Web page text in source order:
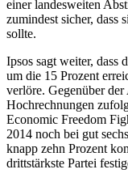
einer landesweiten
zumindest sicher, dass
sollte.
Ipsos sagt weiter,
um die 15 Prozent
verlöre. Gegenüber
Hochrechnungen
Economic Freedom
2014 noch bei gut
knapp zehn Prozent
drittstärkste Partei